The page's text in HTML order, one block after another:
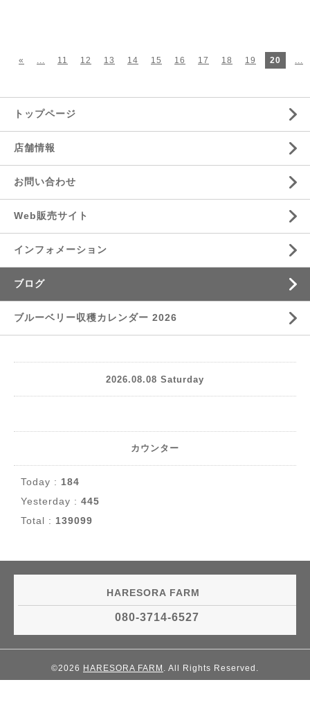
« ... 11 12 13 14 15 16 17 18 19 20 ...
トップページ
店舗情報
お問い合わせ
Web販売サイト
インフォメーション
ブログ
ブルーベリー収穫カレンダー 2026
2026.08.08 Saturday
カウンター
Today : 184
Yesterday : 445
Total : 139099
HARESORA FARM
080-3714-6527
©2026 HARESORA FARM . All Rights Reserved.